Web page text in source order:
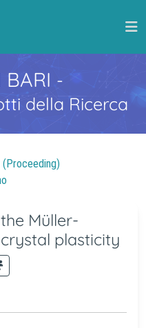
BARI -
della Ricerca
Müller-
plasticity